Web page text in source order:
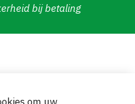
bij betaling